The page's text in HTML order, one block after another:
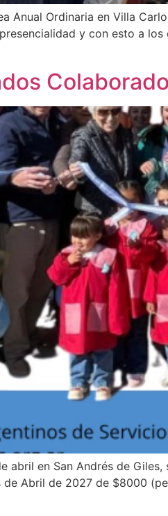
Anual Ordinaria en Villa
y con esto a
abril en San Andrés de
Abril de 2027 de $8000